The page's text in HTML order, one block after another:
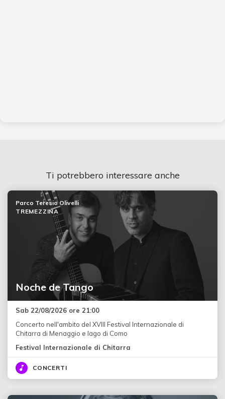
Ti potrebbero interessare anche
Noche de Tango
Parco Teresio Olivelli
TREMEZZINA
Sab 22/08/2026 ore 21:00
Concerto nell'ambito del XVIII Festival Internazionale di
Chitarra di Menaggio e lago di Como
Festival Internazionale di Chitarra
CONCERTI